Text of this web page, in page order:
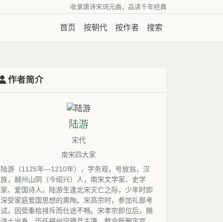
收录唐诗宋词元曲，品读千年经典
首页 按朝代 按作者 搜索
作者简介
陆游
宋代
南宋四大家
陆游（1125年—1210年），字务观，号放翁，汉
族，越州山阴（今绍兴）人，南宋文学家、史学
家、爱国诗人。陆游生逢北宋灭亡之际，少年时即
深受家庭爱国思想的熏陶。宋高宗时，参加礼部考
试，因受秦桧排斥而仕途不畅。宋孝宗即位后，赐